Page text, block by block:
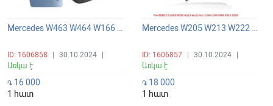
Mercedes W463 W464 W166 W167 X166 W251 հայլի կողային հայլու ապակի տաքացվող слепой зона -ով եռանկյունիով
ID: 1606858 30.10.2024
Առկա է
֏ 16 000
1 հատ
Mercedes W205 W213 W222 W253 GLC GLB հայելու թարթիչ հայլու մարգատ
ID: 1606857 30.10.2024
Առկա է
֏18 000
1 հատ